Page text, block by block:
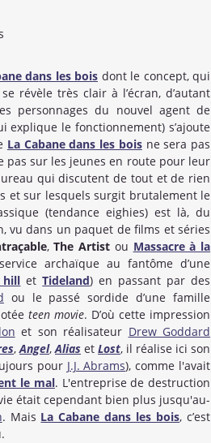
dans les bois dont le concept, qui
révèle très clair à l’écran, d’autant
personnages du nouvel agent de
explique le fonctionnement) s’ajoute
La Cabane dans les boisne sera pas
pas sur les jeunes en route pour leur
qui discutent de tout et de rien
et sur lesquels surgit brutalement le
(tendance eighies) est là, du
vu dans un paquet de films et séries
,The Artist ou Massacre à la
archaïque au fantôme d’une
hill etTideland) en passant par des
ou le passé sordide d’une famille
teen movie. D’où cette impression
et son réalisateur Drew Goddard
,Angel,Alias et Lost, il réalise ici son
pour J.J. Abrams), comme l'avait
le mal. L'entreprise de destruction
était cependant bien plus jusqu'au-
. Mais La Cabane dans les bois, c’est